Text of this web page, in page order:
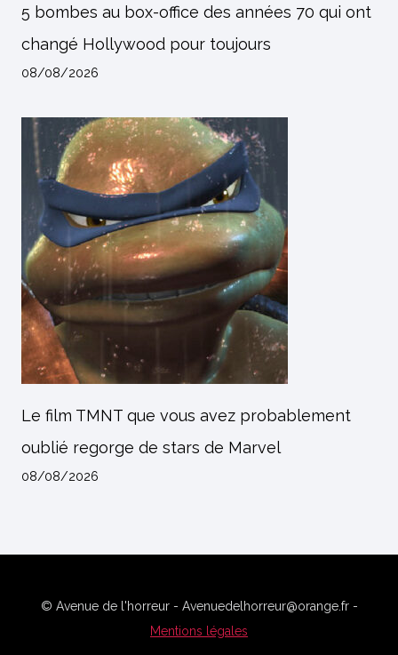
5 bombes au box-office des années 70 qui ont
changé Hollywood pour toujours
08/08/2026
Le film TMNT que vous avez probablement
oublié regorge de stars de Marvel
08/08/2026
© Avenue de l'horreur - Avenuedelhorreur@orange.fr -
Mentions légales